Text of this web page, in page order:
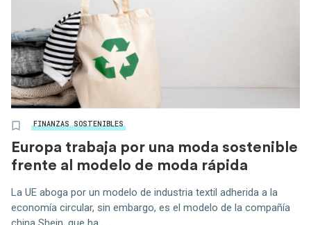
FINANZAS SOSTENIBLES
Europa trabaja por una moda sostenible
frente al modelo de moda rápida
La UE aboga por un modelo de industria textil adherida a la
economía circular, sin embargo, es el modelo de la compañía